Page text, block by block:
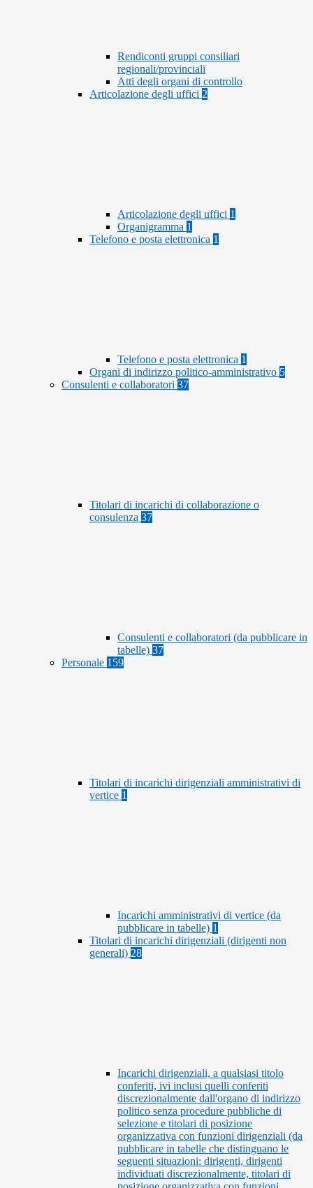
Rendiconti gruppi consiliari
regionali/provinciali
Atti degli organi di controllo
Articolazione degli uffici 2
Articolazione degli uffici 1
Organigramma 1
Telefono e posta elettronica 1
Telefono e posta elettronica 1
Organi di indirizzo politico-amministrativo 5
Consulenti e collaboratori 37
Titolari di incarichi di collaborazione o
consulenza 37
Consulenti e collaboratori (da pubblicare in
tabelle) 37
Personale 159
Titolari di incarichi dirigenziali amministrativi di
vertice 1
Incarichi amministrativi di vertice (da
pubblicare in tabelle) 1
Titolari di incarichi dirigenziali (dirigenti non
generali) 28
Incarichi dirigenziali, a qualsiasi titolo
conferiti, ivi inclusi quelli conferiti
discrezionalmente dall'organo di indirizzo
politico senza procedure pubbliche di
selezione e titolari di posizione
organizzativa con funzioni dirigenziali (da
pubblicare in tabelle che distinguano le
seguenti situazioni: dirigenti, dirigenti
individuati discrezionalmente, titolari di